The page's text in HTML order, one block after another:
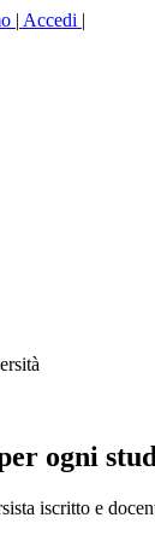
| Accedi |
ogni
iscritto e